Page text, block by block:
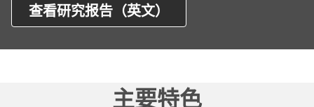
查看研究报告（英文）
主要特色